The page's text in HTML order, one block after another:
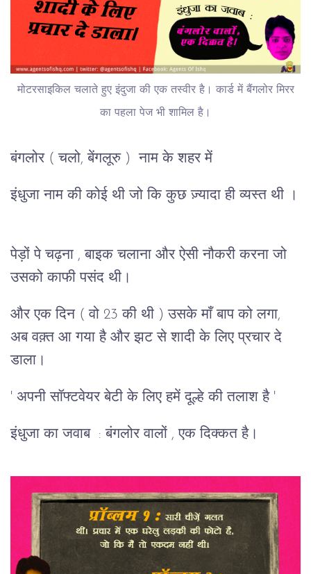
मोटरसाइकिल चलाते हुए इंदुजा की एक तस्वीर है। कार्ड में बैंगलोर मिरर
का पहला पेज भी शामिल है।
बंगलोर ( चलो, बेंगलूरु ) नाम के शहर में
इंधुजा नाम की कोई थी जो कि कुछ ज़्यादा ही व्यस्त थी ।
पेड़ों पे चढ़ना , बाइक चलाना और ऐसी नौकरी करना जो
उसको काफी पसंद थी।
और एक दिन ( वो 23 की थी ) उसके माँ बाप को लगा,
अब वक़्त आ गया है और झट से शादी के लिए प्रचार दे
डाला।
' अपनी सॉफ्टवेयर बेटी के लिए हमें दूल्हे की तलाश है '
इंधुजा का जवाब : बंगलोर वालों , एक दिक्कत है।